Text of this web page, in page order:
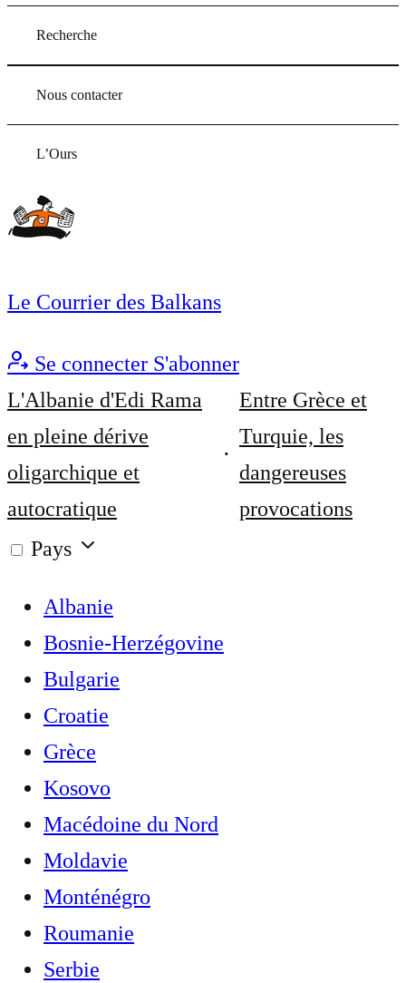
Recherche
Nous contacter
L’Ours
Le Courrier des Balkans
Se connecter S'abonner
L'Albanie d'Edi Rama
en pleine dérive
oligarchique et
autocratique
Entre Grèce et
Turquie, les
dangereuses
provocations
Pays
Albanie
Bosnie-Herzégovine
Bulgarie
Croatie
Grèce
Kosovo
Macédoine du Nord
Moldavie
Monténégro
Roumanie
Serbie